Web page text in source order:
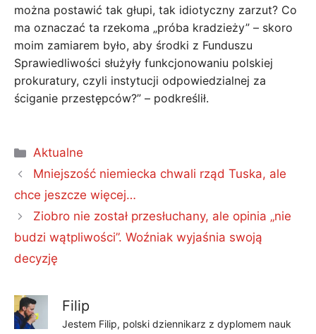
można postawić tak głupi, tak idiotyczny zarzut? Co
ma oznaczać ta rzekoma „próba kradzieży” – skoro
moim zamiarem było, aby środki z Funduszu
Sprawiedliwości służyły funkcjonowaniu polskiej
prokuratury, czyli instytucji odpowiedzialnej za
ściganie przestępców?” – podkreślił.
Kategorie
Aktualne
Mniejszość niemiecka chwali rząd Tuska, ale
chce jeszcze więcej…
Ziobro nie został przesłuchany, ale opinia „nie
budzi wątpliwości”. Woźniak wyjaśnia swoją
decyzję
Filip
Jestem Filip, polski dziennikarz z dyplomem nauk